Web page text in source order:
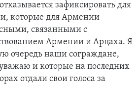
зафиксировать для
которые для Армении
связанными с
Армении и Арцаха. Я
очередь наши сограждане,
и которые на последних
отдали свои голоса за